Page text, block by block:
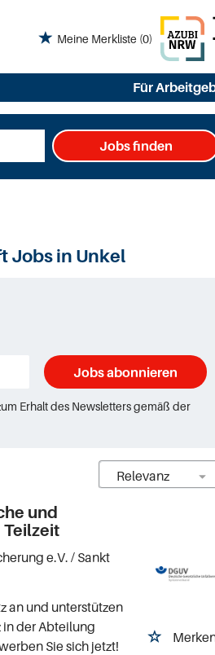
Meine Merkliste (0)
Für
Jobs finden
Jobs in Unkel
Jobs abonnieren
Erhalt des Newsletters gemäß der
und
e.V. / Sankt
an und unterstützen
in der Abteilung
Sie sich jetzt!